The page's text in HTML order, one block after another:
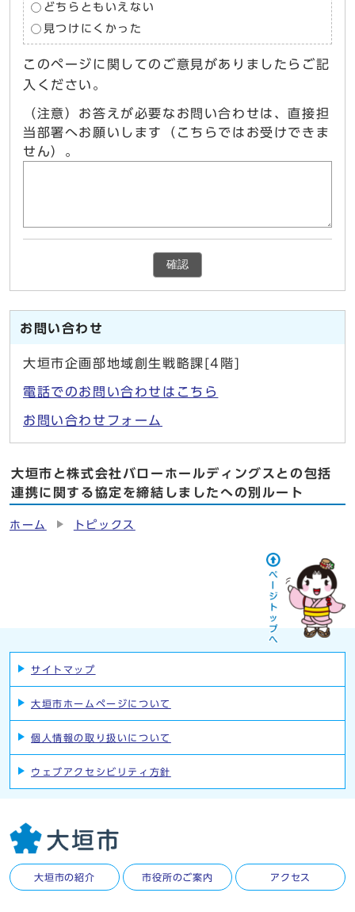
どちらともいえない
見つけにくかった
このページに関してのご意見がありましたらご記
入ください。
（注意）お答えが必要なお問い合わせは、直接担
当部署へお願いします（こちらではお受けできま
せん）。
確認
お問い合わせ
大垣市企画部地域創生戦略課[4階]
電話でのお問い合わせはこちら
お問い合わせフォーム
大垣市と株式会社バローホールディングスとの包括
連携に関する協定を締結しましたへの別ルート
ホーム トピックス
サイトマップ
大垣市ホームページについて
個人情報の取り扱いについて
ウェブアクセシビリティ方針
大垣市の紹介 市役所のご案内 アクセス